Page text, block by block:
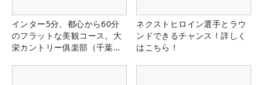
インター5分、都心から60分
のフラットな美観コース。大
栄カントリー俱楽部（千葉
ネクストヒロイン選手とラウ
ンドできるチャンス！詳しく
はこちら！